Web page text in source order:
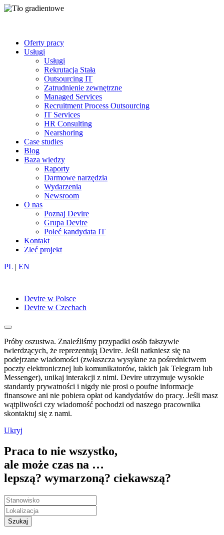
Oferty pracy
Usługi
Usługi
Rekrutacja Stała
Outsourcing IT
Zatrudnienie zewnętrzne
Managed Services
Recruitment Process Outsourcing
IT Services
HR Consulting
Nearshoring
Case studies
Blog
Baza wiedzy
Raporty
Darmowe narzędzia
Wydarzenia
Newsroom
O nas
Poznaj Devire
Grupa Devire
Poleć kandydata IT
Kontakt
Zleć projekt
PL | EN
Devire w Polsce
Devire w Czechach
Próby oszustwa. Znaleźliśmy przypadki osób fałszywie
twierdzących, że reprezentują Devire. Jeśli natkniesz się na
podejrzane wiadomości (zwłaszcza wysyłane za pośrednictwem
poczty elektronicznej lub komunikatorów, takich jak Telegram lub
Messenger), unikaj interakcji z nimi. Devire utrzymuje wysokie
standardy prywatności i nigdy nie prosi o poufne informacje
finansowe ani nie pobiera opłat od kandydatów do pracy. Jeśli masz
wątpliwości czy wiadomość pochodzi od naszego pracownika
skontaktuj się z nami.
Ukryj
Praca to nie wszystko,
ale może czas na …
lepszą? wymarzoną? ciekawszą?
Szukaj